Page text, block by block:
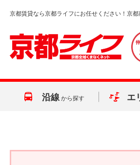
京都賃貸なら京都ライフにお任せください！京
沿線 から探す エ